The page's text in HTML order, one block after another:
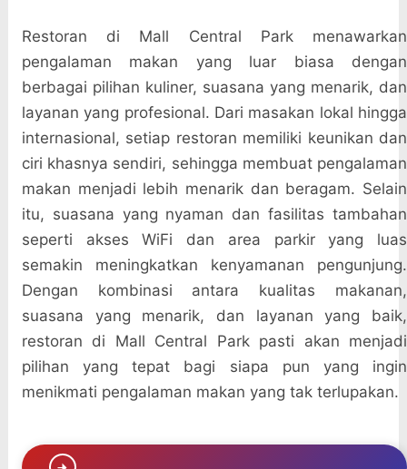
Restoran di Mall Central Park menawarkan
pengalaman makan yang luar biasa dengan
berbagai pilihan kuliner, suasana yang menarik, dan
layanan yang profesional. Dari masakan lokal hingga
internasional, setiap restoran memiliki keunikan dan
ciri khasnya sendiri, sehingga membuat pengalaman
makan menjadi lebih menarik dan beragam. Selain
itu, suasana yang nyaman dan fasilitas tambahan
seperti akses WiFi dan area parkir yang luas
semakin meningkatkan kenyamanan pengunjung.
Dengan kombinasi antara kualitas makanan,
suasana yang menarik, dan layanan yang baik,
restoran di Mall Central Park pasti akan menjadi
pilihan yang tepat bagi siapa pun yang ingin
menikmati pengalaman makan yang tak terlupakan.